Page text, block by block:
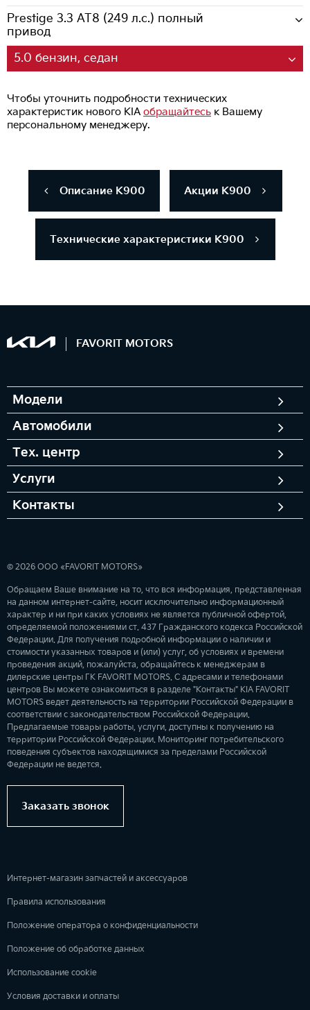
Prestige 3.3 AT8 (249 л.с.) полный
привод
5.0 бензин, седан
Чтобы уточнить подробности технических
характеристик нового KIA обращайтесь к Вашему
персональному менеджеру.
Описание K900 Акции K900
Технические характеристики K900
FAVORIT MOTORS
Модели
Автомобили
Тех. центр
Услуги
Контакты
© 2026 ООО «FAVORIT MOTORS»
Обращаем Ваше внимание на то, что вся информация, представленная
на данном интернет-сайте, носит исключительно информационный
характер и ни при каких условиях не является публичной офертой,
определяемой положениями ст. 437 Гражданского кодекса Российской
Федерации. Для получения подробной информации о наличии и
стоимости указанных товаров и (или) услуг, об условиях и времени
проведения акций, пожалуйста, обращайтесь к менеджерам в
дилерские центры ГК FAVORIT MOTORS. С адресами и телефонами
центров Вы можете ознакомиться в разделе "Контакты" KIA FAVORIT
MOTORS ведет деятельность на территории Российской Федерации в
соответствии с законодательством Российской Федерации.
Предлагаемые товары работы, услуги, доступны к получению на
территории Российской Федерации. Мониторинг потребительского
поведения субъектов находящимися за пределами Российской
Федерации не ведется.
Заказать звонок
Интернет-магазин запчастей и аксессуаров
Правила использования
Положение оператора о конфиденциальности
Положение об обработке данных
Использование cookie
Условия доставки и оплаты